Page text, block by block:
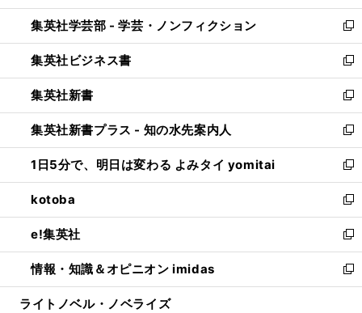
開
く
ウ
で
開
く
ン
ド
ウ
で
開
く
ウ
ィ
ン
ド
ウ
で
開
く
集英社学芸部 - 学芸・ノンフィクション
新
し
い
ウ
ィ
ン
ド
ウ
で
開
く
集英社ビジネス書
新
し
い
ウ
ィ
ン
ド
ウ
で
開
く
集英社新書
新
し
い
ウ
ィ
ン
ド
ウ
で
開
く
集英社新書プラス - 知の水先案内人
新
し
い
ウ
ィ
ン
ド
ウ
で
開
1日5分で、明日は変わる よみタイ yomitai
新
し
い
ウ
ィ
ン
ド
ウ
kotoba
新
し
い
ウ
ィ
ン
e!集英社
新
し
い
ウ
情報・知識＆オピニオン imidas
新
し
ライトノベル・ノベライズ